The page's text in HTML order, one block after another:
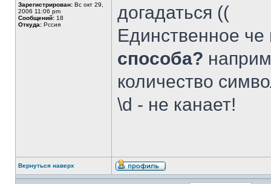
Зарегистрирован: Вс окт 29,
2006 11:06 pm
Сообщений: 18
Откуда: Рссия
догадаться ((
Единственное
способа?
количество
\d - не канает!
Вернуться наверх